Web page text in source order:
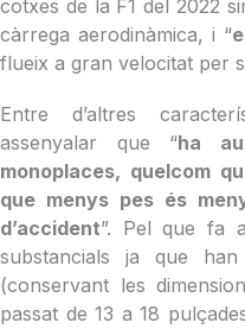
cotxes de la F1 del 2022
càrrega aerodinàmica, i “
flueix a gran velocitat per
Entre d’altres
assenyalar que “ha
monoplaces, quelcom
que menys pes és
d’accident”. Pel que fa
substancials ja que
(conservant les
passat de 13 a 18